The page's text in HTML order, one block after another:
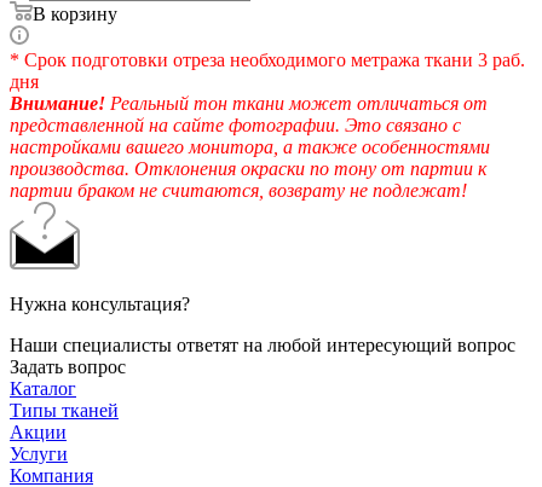
В корзину
* Срок подготовки отреза необходимого метража ткани 3 раб.
дня
Внимание! Реальный тон ткани может отличаться от
представленной на сайте фотографии. Это связано с
настройками вашего монитора, а также особенностями
производства. Отклонения окраски по тону от партии к
партии браком не считаются, возврату не подлежат!
Нужна консультация?
Наши специалисты ответят на любой интересующий вопрос
Задать вопрос
Каталог
Типы тканей
Акции
Услуги
Компания